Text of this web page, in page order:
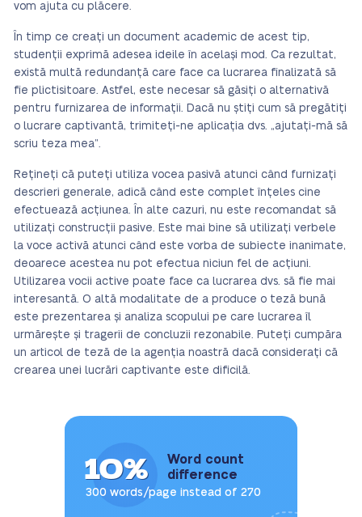
vom ajuta cu plăcere.
În timp ce creați un document academic de acest tip,
studenții exprimă adesea ideile în același mod. Ca rezultat,
există multă redundanță care face ca lucrarea finalizată să
fie plictisitoare. Astfel, este necesar să găsiți o alternativă
pentru furnizarea de informații. Dacă nu știți cum să pregătiți
o lucrare captivantă, trimiteți-ne aplicația dvs. „ajutați-mă să
scriu teza mea”.
Rețineți că puteți utiliza vocea pasivă atunci când furnizați
descrieri generale, adică când este complet înțeles cine
efectuează acțiunea. În alte cazuri, nu este recomandat să
utilizați construcții pasive. Este mai bine să utilizați verbele
la voce activă atunci când este vorba de subiecte inanimate,
deoarece acestea nu pot efectua niciun fel de acțiuni.
Utilizarea vocii active poate face ca lucrarea dvs. să fie mai
interesantă. O altă modalitate de a produce o teză bună
este prezentarea și analiza scopului pe care lucrarea îl
urmărește și tragerii de concluzii rezonabile. Puteți cumpăra
un articol de teză de la agenția noastră dacă considerați că
crearea unei lucrări captivante este dificilă.
10%
Word count
difference
300 words/page instead of 270